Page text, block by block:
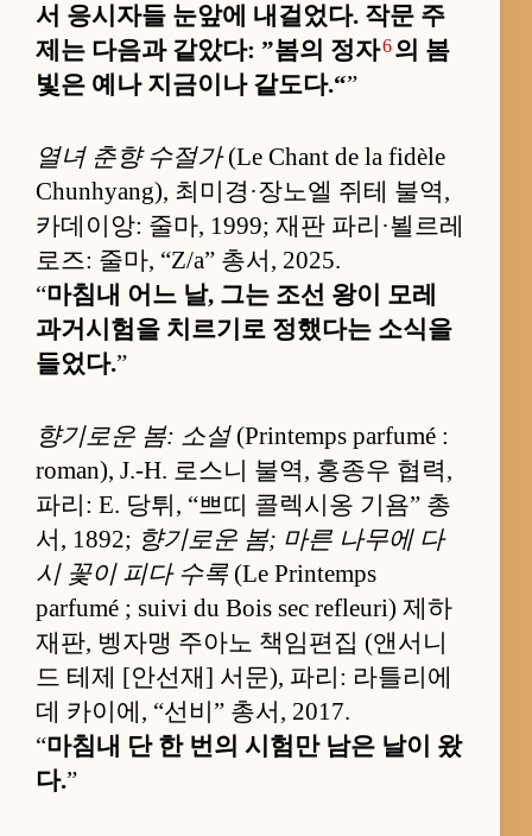
서 응시자들 눈앞에 내걸었다. 작문 주
제는 다음과 같았다: ”봄의 정자6의 봄
빛은 예나 지금이나 같도다.“”
열녀 춘향 수절가(Le Chant de la fidèle
Chunhyang), 최미경·장노엘 쥐테 불역,
카데이앙: 줄마, 1999; 재판 파리·뵐르레
로즈: 줄마, “Z/a” 총서, 2025.
“마침내 어느 날, 그는 조선 왕이 모레
과거시험을 치르기로 정했다는 소식을
들었다.”
향기로운 봄: 소설(Printemps parfumé :
roman), J.-H. 로스니 불역, 홍종우 협력,
파리: E. 당튀, “쁘띠 콜렉시옹 기욤” 총
서, 1892; 향기로운 봄; 마른 나무에 다
시 꽃이 피다 수록(Le Printemps
parfumé ; suivi du Bois sec refleuri) 제하
재판, 벵자맹 주아노 책임편집 (앤서니
드 테제 [안선재] 서문), 파리: 라틀리에
데 카이에, “선비” 총서, 2017.
“마침내 단 한 번의 시험만 남은 날이 왔
다.”